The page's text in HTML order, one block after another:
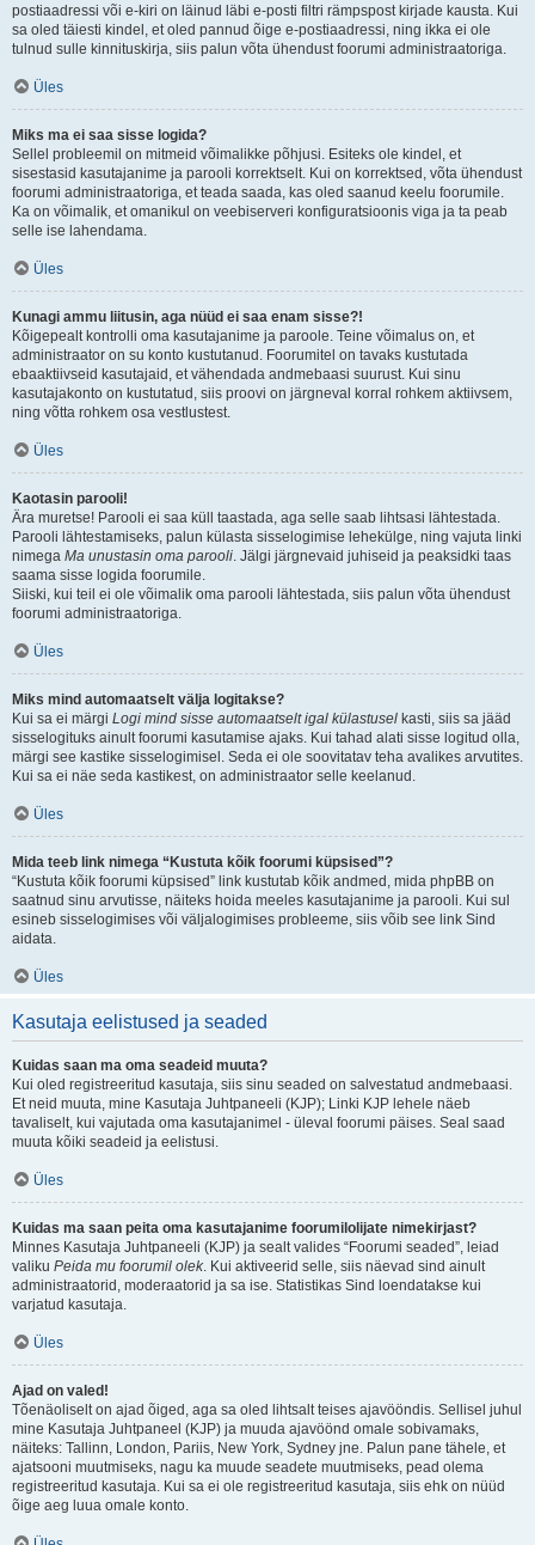
postiaadressi või e-kiri on läinud läbi e-posti filtri rämpspost kirjade kausta. Kui
sa oled täiesti kindel, et oled pannud õige e-postiaadressi, ning ikka ei ole
tulnud sulle kinnituskirja, siis palun võta ühendust foorumi administraatoriga.
Üles
Miks ma ei saa sisse logida?
Sellel probleemil on mitmeid võimalikke põhjusi. Esiteks ole kindel, et
sisestasid kasutajanime ja parooli korrektselt. Kui on korrektsed, võta ühendust
foorumi administraatoriga, et teada saada, kas oled saanud keelu foorumile.
Ka on võimalik, et omanikul on veebiserveri konfiguratsioonis viga ja ta peab
selle ise lahendama.
Üles
Kunagi ammu liitusin, aga nüüd ei saa enam sisse?!
Kõigepealt kontrolli oma kasutajanime ja paroole. Teine võimalus on, et
administraator on su konto kustutanud. Foorumitel on tavaks kustutada
ebaaktiivseid kasutajaid, et vähendada andmebaasi suurust. Kui sinu
kasutajakonto on kustutatud, siis proovi on järgneval korral rohkem aktiivsem,
ning võtta rohkem osa vestlustest.
Üles
Kaotasin parooli!
Ära muretse! Parooli ei saa küll taastada, aga selle saab lihtsasi lähtestada.
Parooli lähtestamiseks, palun külasta sisselogimise lehekülge, ning vajuta linki
nimega Ma unustasin oma parooli. Jälgi järgnevaid juhiseid ja peaksidki taas
saama sisse logida foorumile.
Siiski, kui teil ei ole võimalik oma parooli lähtestada, siis palun võta ühendust
foorumi administraatoriga.
Üles
Miks mind automaatselt välja logitakse?
Kui sa ei märgi Logi mind sisse automaatselt igal külastusel kasti, siis sa jääd
sisselogituks ainult foorumi kasutamise ajaks. Kui tahad alati sisse logitud olla,
märgi see kastike sisselogimisel. Seda ei ole soovitatav teha avalikes arvutites.
Kui sa ei näe seda kastikest, on administraator selle keelanud.
Üles
Mida teeb link nimega “Kustuta kõik foorumi küpsised”?
“Kustuta kõik foorumi küpsised” link kustutab kõik andmed, mida phpBB on
saatnud sinu arvutisse, näiteks hoida meeles kasutajanime ja parooli. Kui sul
esineb sisselogimises või väljalogimises probleeme, siis võib see link Sind
aidata.
Üles
Kasutaja eelistused ja seaded
Kuidas saan ma oma seadeid muuta?
Kui oled registreeritud kasutaja, siis sinu seaded on salvestatud andmebaasi.
Et neid muuta, mine Kasutaja Juhtpaneeli (KJP); Linki KJP lehele näeb
tavaliselt, kui vajutada oma kasutajanimel - üleval foorumi päises. Seal saad
muuta kõiki seadeid ja eelistusi.
Üles
Kuidas ma saan peita oma kasutajanime foorumilolijate nimekirjast?
Minnes Kasutaja Juhtpaneeli (KJP) ja sealt valides “Foorumi seaded”, leiad
valiku Peida mu foorumil olek. Kui aktiveerid selle, siis näevad sind ainult
administraatorid, moderaatorid ja sa ise. Statistikas Sind loendatakse kui
varjatud kasutaja.
Üles
Ajad on valed!
Tõenäoliselt on ajad õiged, aga sa oled lihtsalt teises ajavööndis. Sellisel juhul
mine Kasutaja Juhtpaneel (KJP) ja muuda ajavöönd omale sobivamaks,
näiteks: Tallinn, London, Pariis, New York, Sydney jne. Palun pane tähele, et
ajatsooni muutmiseks, nagu ka muude seadete muutmiseks, pead olema
registreeritud kasutaja. Kui sa ei ole registreeritud kasutaja, siis ehk on nüüd
õige aeg luua omale konto.